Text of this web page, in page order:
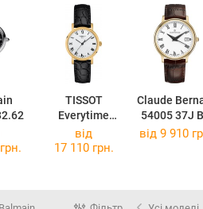
TISSOT
Everytime
Small
T109.210.36.0
Claude
54005 37J
від
17 110 грн.
від 9 910